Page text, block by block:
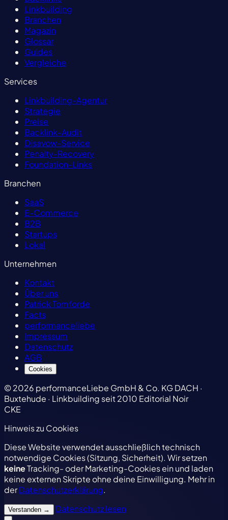
Linkbuilding
Branchen
Magazin
Glossar
Guides
Vergleiche
Services
Linkbuilding-Agentur
Strategie
Preise
Backlink-Audit
Disavow-Service
Penalty-Recovery
Foundation-Links
Branchen
SaaS
E-Commerce
B2B
Startups
Lokal
Unternehmen
Kontakt
Über uns
Patrick Tomforde
Facts
performanceliebe
Impressum
Datenschutz
AGB
Cookies
© 2026 performanceLiebe GmbH & Co. KGDACH ·
Buxtehude · Linkbuilding seit 2010 Editorial Noir
CKE
Hinweis zu Cookies
Diese Website verwendet ausschließlich technisch
notwendige Cookies (Sitzung, Sicherheit). Wir setzen
keineTracking- oder Marketing-Cookies ein und laden
keine externen Skripte ohne deine Einwilligung. Mehr in
derDatenschutzerklärung.
Verstanden → Datenschutz lesen